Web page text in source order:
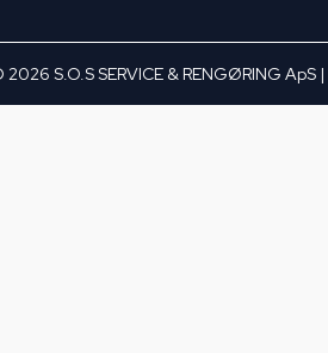
S.O.S SERVICE & RENGØRING ApS |